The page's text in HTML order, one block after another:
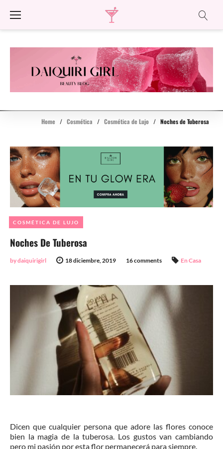
Home / Cosmética / Cosmética de Lujo / Noches de Tuberosa
Noches De Tuberosa
by daiquirigirl 18 diciembre, 2019 16 comments
COSMÉTICA DE LUJO
En Casa
Dicen que cualquier persona que adore las flores conoce
bien la magia de la tuberosa. Los gustos van cambiando
pero mi pasión por esta flor permanecerá para siempre.